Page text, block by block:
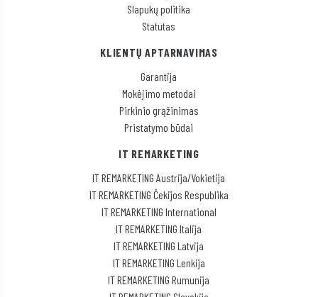
Slapukų politika
Statutas
KLIENTŲ APTARNAVIMAS
Garantija
Mokėjimo metodai
Pirkinio grąžinimas
Pristatymo būdai
IT REMARKETING
IT REMARKETING Austrija/Vokietija
IT REMARKETING Čekijos Respublika
IT REMARKETING International
IT REMARKETING Italija
IT REMARKETING Latvija
IT REMARKETING Lenkija
IT REMARKETING Rumunija